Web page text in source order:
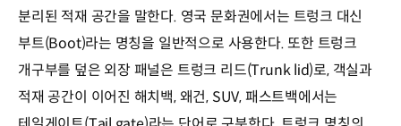
분리된 적재 공간을 말한다. 영국 문화권에서는 트렁크 대신
부트(Boot)라는 명칭을 일반적으로 사용한다. 또한 트렁크
개구부를 덮은 외장 패널은 트렁크 리드(Trunk lid)로, 객실과
적재 공간이 이어진 해치백, 왜건, SUV, 패스트백에서는